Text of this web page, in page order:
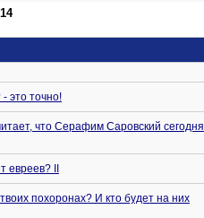
14
это точно!
что Серафим Саровский сегодня
евреев? II
похоронах? И кто будет на них